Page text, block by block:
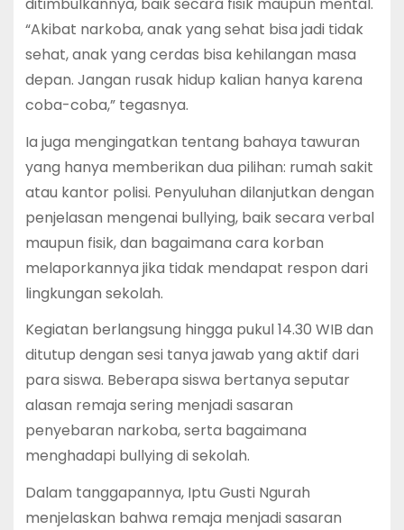
“Akibat narkoba, anak yang sehat bisa jadi tidak
sehat, anak yang cerdas bisa kehilangan masa
depan. Jangan rusak hidup kalian hanya karena
coba-coba,” tegasnya.
Ia juga mengingatkan tentang bahaya tawuran
yang hanya memberikan dua pilihan: rumah sakit
atau kantor polisi. Penyuluhan dilanjutkan dengan
penjelasan mengenai bullying, baik secara verbal
maupun fisik, dan bagaimana cara korban
melaporkannya jika tidak mendapat respon dari
lingkungan sekolah.
Kegiatan berlangsung hingga pukul 14.30 WIB dan
ditutup dengan sesi tanya jawab yang aktif dari
para siswa. Beberapa siswa bertanya seputar
alasan remaja sering menjadi sasaran
penyebaran narkoba, serta bagaimana
menghadapi bullying di sekolah.
Dalam tanggapannya, Iptu Gusti Ngurah
menjelaskan bahwa remaja menjadi sasaran